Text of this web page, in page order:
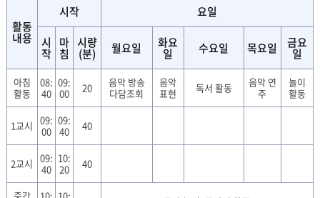
활동
내용
시작
요일
시
작
마
침
시량
(분) 월요일 화요
일 수요일 목요일 금요
일
아침
활동
08:
40
09:
00
20
음악 방송
다담조회
음악
표현
독서 활동
음악 연
주
놀이
활동
1교시 09:
00
09:
40
40
2교시 09:
40
10:
20
40